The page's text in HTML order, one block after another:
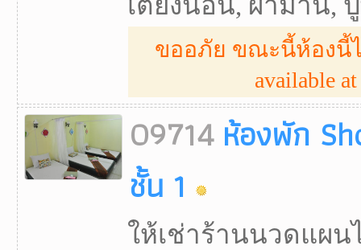
ขออภัย ขณะนี้ห้องนี้ไ
available
09714 ห้องพัก
ชั้น 1
ให้เช่าร้านนวดแผ